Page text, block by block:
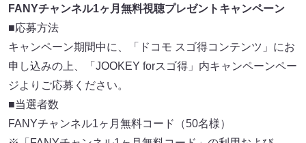
FANYチャンネル1ヶ月無料視聴プレゼントキャンペーン
■応募方法
キャンペーン期間中に、「ドコモ スゴ得コンテンツ」にお
申し込みの上、「JOOKEY forスゴ得」内キャンペーンペー
ジよりご応募ください。
■当選者数
FANYチャンネル1ヶ月無料コード（50名様）